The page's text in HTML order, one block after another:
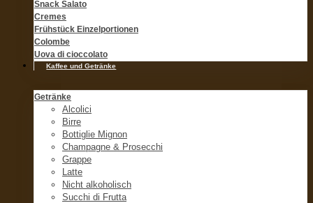
Snack Salato
Cremes
Frühstück Einzelportionen
Colombe
Uova di cioccolato
Kaffee und Getränke
Getränke
Alcolici
Birre
Bottiglie Mignon
Champagne & Prosecchi
Grappe
Latte
Nicht alkoholisch
Succhi di Frutta